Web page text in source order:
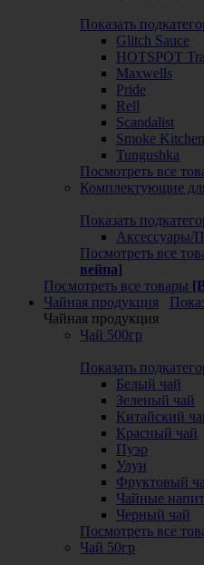
Показать
Glitch Sauce
HOTSPOT
Maxwells
Pride
Rell
Scandalist
Smoke Kitchen
Tungushka
Посмотреть все
Комплектующие
Показать
Аксессуары/
Посмотреть все
вейпа]
Посмотреть все товары
Чайная продукция
Чайная продукция
Чай 500гр
Показать
Белый чай
Зеленый чай
Китайский
Красный чай
Пуэр
Улун
Фруктовый
Чайные
Черный чай
Посмотреть все
Чай 50гр